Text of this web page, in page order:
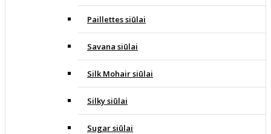
Paillettes siūlai
Savana siūlai
Silk Mohair siūlai
Silky siūlai
Sugar siūlai